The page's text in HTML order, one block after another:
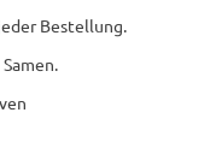
Bestellung.